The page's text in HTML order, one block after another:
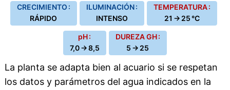
CRECIMIENTO :
RÁPIDO
ILUMINACIÓN :
INTENSO
TEMPERATURA :
21 → 25 °C
pH :
7,0 → 8,5
DUREZA GH :
5 → 25
La planta se adapta bien al acuario si se respetan
los datos y parámetros del agua indicados en la